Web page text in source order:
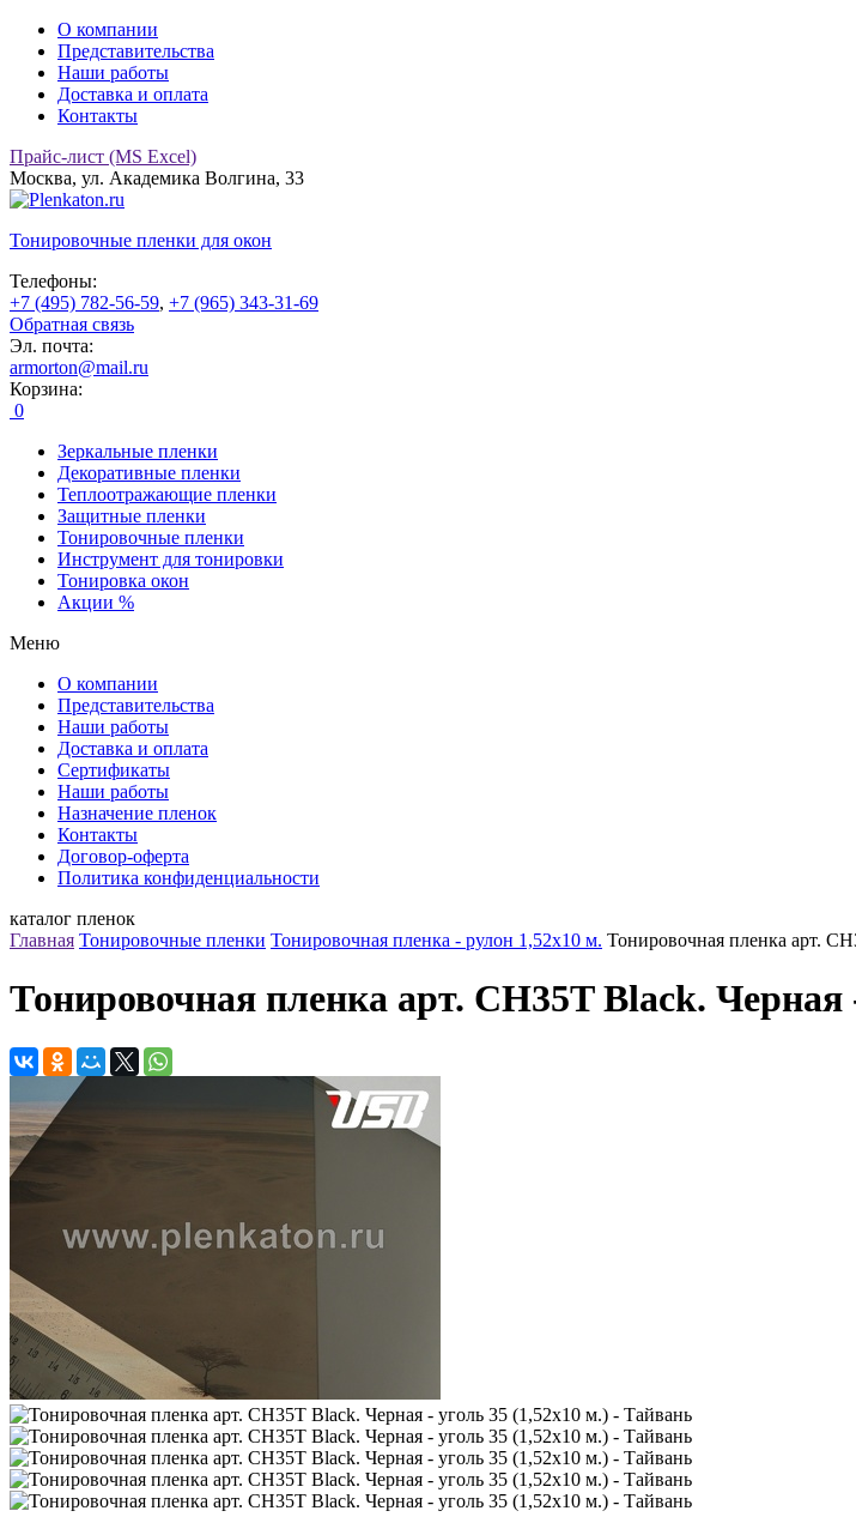
О компании
Представительства
Наши работы
Доставка и оплата
Контакты
Прайс-лист (MS Excel)
Москва, ул. Академика Волгина, 33
Тонировочные пленки для окон
Телефоны:
+7 (495) 782-56-59, +7 (965) 343-31-69
Обратная связь
Эл. почта:
armorton@mail.ru
Корзина:
0
Зеркальные пленки
Декоративные пленки
Теплоотражающие пленки
Защитные пленки
Тонировочные пленки
Инструмент для тонировки
Тонировка окон
Акции %
Меню
О компании
Представительства
Наши работы
Доставка и оплата
Сертификаты
Наши работы
Назначение пленок
Контакты
Договор-оферта
Политика конфиденциальности
каталог пленок
Главная Тонировочные пленки Тонировочная пленка - рулон 1,52х10 м. Тонировочная пленка арт.
Тонировочная пленка арт. CH35T Black.